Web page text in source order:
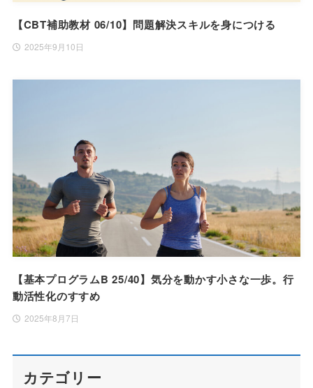
【CBT補助教材 06/10】問題解決スキルを身につける
2025年9月10日
【基本プログラムB 25/40】気分を動かす小さな一歩。行
動活性化のすすめ
2025年8月7日
カテゴリー